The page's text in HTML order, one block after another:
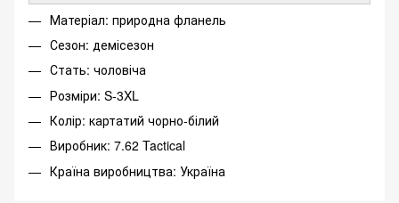
Матеріал: природна фланель
Сезон: демісезон
Стать: чоловіча
Розміри: S-3XL
Колір: картатий чорно-білий
Виробник: 7.62 Tactical
Країна виробництва: Україна